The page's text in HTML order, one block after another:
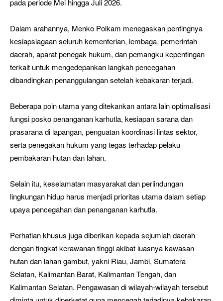
pada periode Mei hingga Juli 2026.
Dalam arahannya, Menko Polkam menegaskan pentingnya
kesiapsiagaan seluruh kementerian, lembaga, pemerintah
daerah, aparat penegak hukum, dan pemangku kepentingan
terkait untuk mengedepankan langkah pencegahan
dibandingkan penanggulangan setelah kebakaran terjadi.
Beberapa poin utama yang ditekankan antara lain optimalisasi
fungsi posko penanganan karhutla, kesiapan sarana dan
prasarana di lapangan, penguatan koordinasi lintas sektor,
serta penegakan hukum yang tegas terhadap pelaku
pembakaran hutan dan lahan.
Selain itu, keselamatan masyarakat dan perlindungan
lingkungan hidup harus menjadi prioritas utama dalam setiap
upaya pencegahan dan penanganan karhutla.
Perhatian khusus juga diberikan kepada sejumlah daerah
dengan tingkat kerawanan tinggi akibat luasnya kawasan
hutan dan lahan gambut, yakni Riau, Jambi, Sumatera
Selatan, Kalimantan Barat, Kalimantan Tengah, dan
Kalimantan Selatan. Pengawasan di wilayah-wilayah tersebut